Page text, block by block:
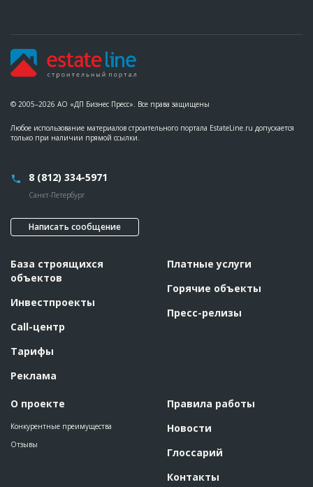
© 2005–2026 АО «ДП Бизнес Пресс». Все права защищены
Любое использование материалов строительного портала EstateLine.ru допускается
только при наличии прямой ссылки.
8 (812) 334-5971
Санкт-Петербург
Написать сообщение
База строящихся
объектов
Инвестпроекты
Call-центр
Тарифы
Реклама
О проекте
Конкурентные преимущества
Отзывы
Платные услуги
Горячие объекты
Пресс-релизы
Правила работы
Новости
Глоссарий
Контакты